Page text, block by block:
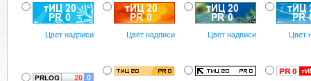
Цвет надписи Цвет надписи Цвет надписи Цвет